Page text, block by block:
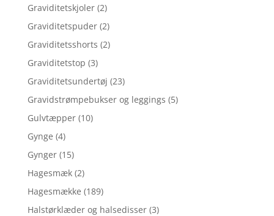
Graviditetskjoler (2)
Graviditetspuder (2)
Graviditetsshorts (2)
Graviditetstop (3)
Graviditetsundertøj (23)
Gravidstrømpebukser og leggings (5)
Gulvtæpper (10)
Gynge (4)
Gynger (15)
Hagesmæk (2)
Hagesmække (189)
Halstørklæder og halsedisser (3)